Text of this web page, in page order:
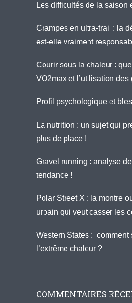
Les difficultés de la saison
Crampes en ultra-trail : la
est-elle vraiment
Courir sous la chaleur :
VO2max et l’utilisation des
Profil psychologique et
La nutrition : un sujet qui
plus de place !
Gravel running : analyse
tendance !
Polar Street X : la montre
urbain qui veut casser les
Western States : comment
l’extrême chaleur ?
COMMENTAIRES